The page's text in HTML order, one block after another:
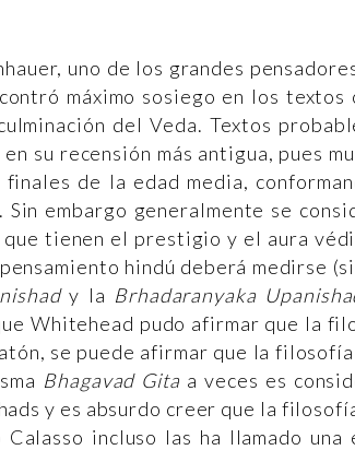
uno de los grandes
máximo sosiego en los
del Veda. Textos
su recensión más antigua, pues
de la edad media,
Sin embargo generalmente se
que tienen el prestigio y el aura
hindú deberá medirse
y la Brhadaranyaka
Whitehead pudo afirmar que la
se puede afirmar que la
Bhagavad Gita a veces es
y es absurdo creer que la
incluso las ha llamado